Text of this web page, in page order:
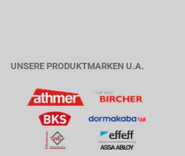
UNSERE PRODUKTMARKEN U.A.